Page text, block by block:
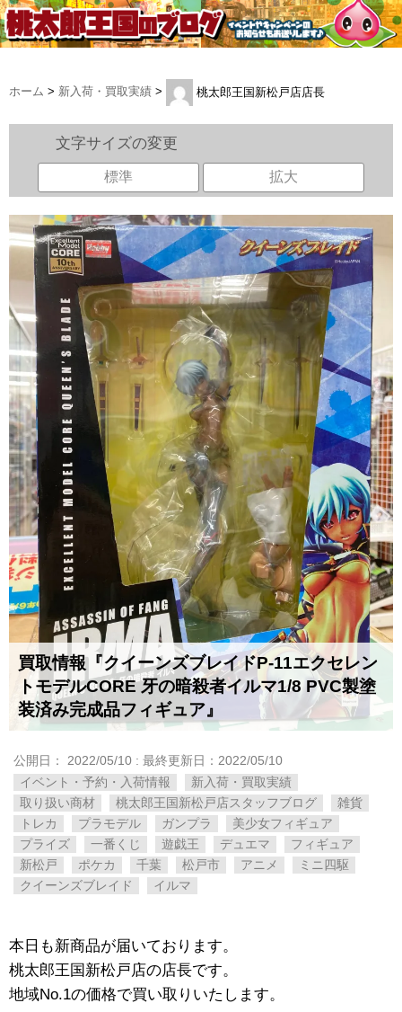
ホーム > 新入荷・買取実績 > 桃太郎王国新松戸店店長
文字サイズの変更
標準 拡大
買取情報『クイーンズブレイドP-11エクセレン
トモデルCORE ​牙の暗殺者イルマ​1/8 ​PVC製塗
装済み完成品フィギュア』
公開日： 2022/05/10 : 最終更新日：2022/05/10
イベント・予約・入荷情報
新入荷・買取実績
取り扱い商材
桃太郎王国新松戸店スタッフブログ
雑貨
トレカ
プラモデル ガンプラ
美少女フィギュア
プライズ
一番くじ 遊戯王 デュエマ
フィギュア
新松戸
ポケカ 千葉 松戸市 アニメ
ミニ四駆
クイーンズブレイド
イルマ
本日も新商品が届いております。
桃太郎王国新松戸店の店長です。
地域No.1の価格で買い取りいたします。